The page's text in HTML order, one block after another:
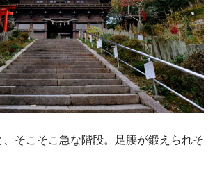
そこそこ急な階段。足腰が鍛えられそ